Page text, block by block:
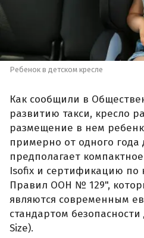
Ребенок в детском кресле
Как сообщили в
развитию такси, кресло
размещение в нем
примерно от одного года
предполагает
Isofix и сертификацию по
Правил ООН № 129",
являются современным
стандартом
Size).